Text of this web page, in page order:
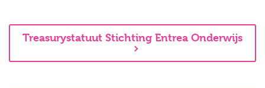
Treasurystatuut Stichting Entrea Onderwijs